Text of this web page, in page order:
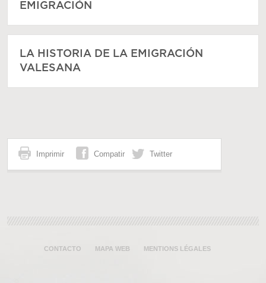
EMIGRACIÓN
LA HISTORIA DE LA EMIGRACIÓN
VALESANA
Imprimir Compatir Twitter
CONTACTO MAPA WEB MENTIONS LÉGALES